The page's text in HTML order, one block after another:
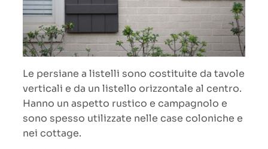
Le persiane a listelli sono costituite da tavole
verticali e da un listello orizzontale al centro.
Hanno un aspetto rustico e campagnolo e
sono spesso utilizzate nelle case coloniche e
nei cottage.